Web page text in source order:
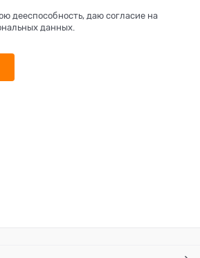
дееспособность, даю согласие на
данных.